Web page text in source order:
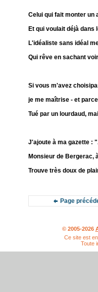
Celui qui fait monter un
Et qui voulait déjà dans
L'idéaliste sans idéal
Qui rêve en sachant
Si vous m'avez
je me maîtrise - et
Tué par un lourdaud,
J'ajoute à ma gazette :
Monsieur de Bergerac,
Trouve très doux de
Page
© 2005-2026
Ce site est
Toute